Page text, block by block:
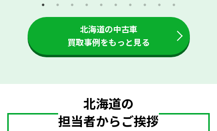
北海道の中古車
買取事例をもっと見る
北海道の
担当者からご挨拶